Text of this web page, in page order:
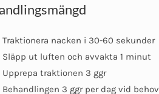
Traktionera nacken i 30-60 sekunder
Släpp ut luften och avvakta 1 minut
Upprepa traktionen 3 ggr
Behandlingen 3 ggr per dag vid behov